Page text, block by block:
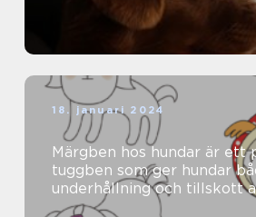
18. januari 2024
Märgben hos hundar är ett
tuggben som ger hundar
underhållning och tillskott
näringsämnen